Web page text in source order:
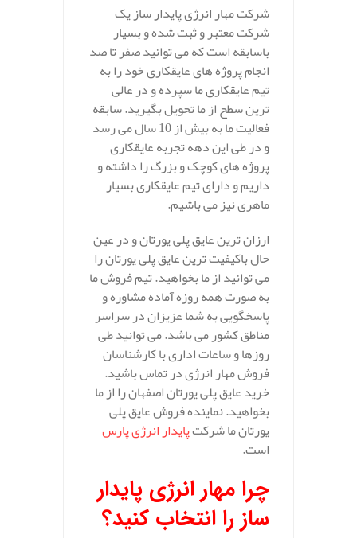
شرکت مهار انرژی پایدار ساز یک
شرکت معتبر و ثبت شده و بسیار
باسابقه است که می توانید صفر تا صد
انجام پروژه های عایقکاری خود را به
تیم عایقکاری ما سپرده و در عالی
ترین سطح از ما تحویل بگیرید. سابقه
فعالیت ما به بیش از 10 سال می رسد
و در طی این دهه تجربه عایقکاری
پروژه های کوچک و بزرگ را داشته و
داریم و دارای تیم عایقکاری بسیار
ماهری نیز می باشیم.
ارزان ترین عایق پلی یورتان و در عین
حال باکیفیت ترین عایق پلی یورتان را
می توانید از ما بخواهید. تیم فروش ما
به صورت همه روزه آماده مشاوره و
پاسخگویی به شما عزیزان در سراسر
مناطق کشور می باشد. می توانید طی
روزها و ساعات اداری با کارشناسان
فروش مهار انرژی در تماس باشید.
خرید عایق پلی یورتان اصفهان را از ما
بخواهید. نماینده فروش عایق پلی
یورتان ما شرکتپایدار انرژی پارس
است.
چرا مهار انرژی پایدار
ساز را انتخاب کنید؟